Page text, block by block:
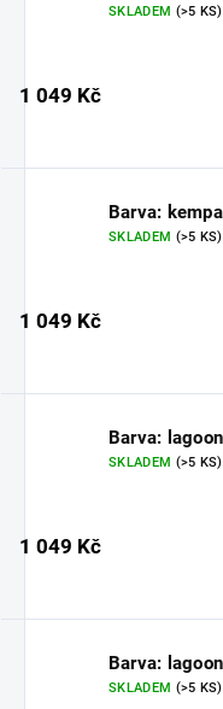
SKLADEM (>5 KS)
1 049 Kč
Barva:
SKLADEM (>5 KS)
1 049 Kč
Barva:
SKLADEM (>5 KS)
1 049 Kč
Barva:
SKLADEM (>5 KS)